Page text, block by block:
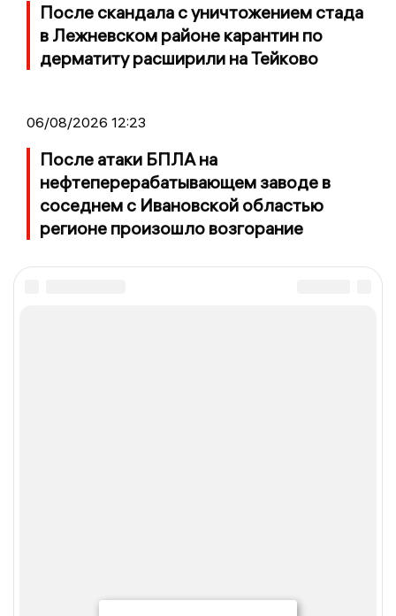
После скандала с уничтожением стада
в Лежневском районе карантин по
дерматиту расширили на Тейково
06/08/2026 12:23
После атаки БПЛА на
нефтеперерабатывающем заводе в
соседнем с Ивановской областью
регионе произошло возгорание